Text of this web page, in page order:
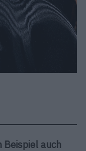
Beispiel auch